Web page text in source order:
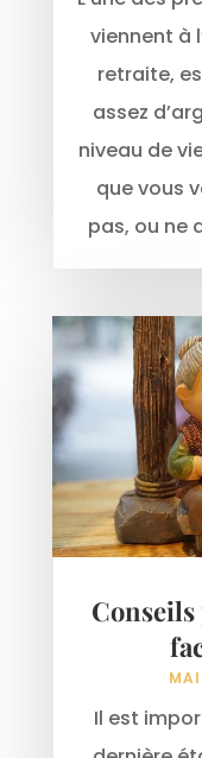
viennent à
retraite,
assez
niveau de
que vous
pas, ou ne
Il est